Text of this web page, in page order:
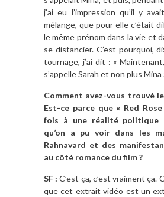
j’ai eu l’impression qu’il y
mélange, que pour elle c’était
le même prénom dans la vie et
se distancier. C’est pourquoi,
tournage, j’ai dit : «
s’appelle Sarah et non plus Mina
Comment avez-vous trouvé
Est-ce parce que « Red
fois à une réalité politique
qu’on a pu voir dans les
Rahnavard et des
au côté romance du film ?
SF :C’est ça, c’est vraiment ça.
que cet extrait vidéo est un